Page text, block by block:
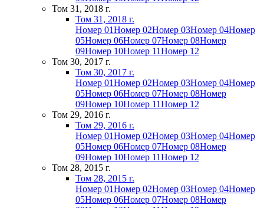
Том 31, 2018 г.
Том 31, 2018 г.
Номер 01Номер 02Номер 03Номер 04Номер
05Номер 06Номер 07Номер 08Номер
09Номер 10Номер 11Номер 12
Том 30, 2017 г.
Том 30, 2017 г.
Номер 01Номер 02Номер 03Номер 04Номер
05Номер 06Номер 07Номер 08Номер
09Номер 10Номер 11Номер 12
Том 29, 2016 г.
Том 29, 2016 г.
Номер 01Номер 02Номер 03Номер 04Номер
05Номер 06Номер 07Номер 08Номер
09Номер 10Номер 11Номер 12
Том 28, 2015 г.
Том 28, 2015 г.
Номер 01Номер 02Номер 03Номер 04Номер
05Номер 06Номер 07Номер 08Номер